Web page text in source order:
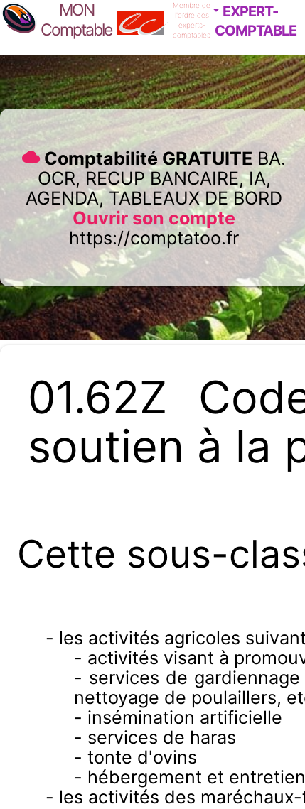
MON
Comptable
Membre de
l'ordre des
experts-
comptables
EXPERT-
COMPTABLE
Comptabilité GRATUITE BA.
OCR, RECUP BANCAIRE, IA,
AGENDA, TABLEAUX DE BORD
Ouvrir son compte
https://comptatoo.fr
01.62Z
soutien à la
Cette sous-
- les activités agricoles
- activités visant à
- services de
nettoyage de poulaillers,
- insémination artificielle
- services de haras
- tonte d'ovins
- hébergement et
- les activités des